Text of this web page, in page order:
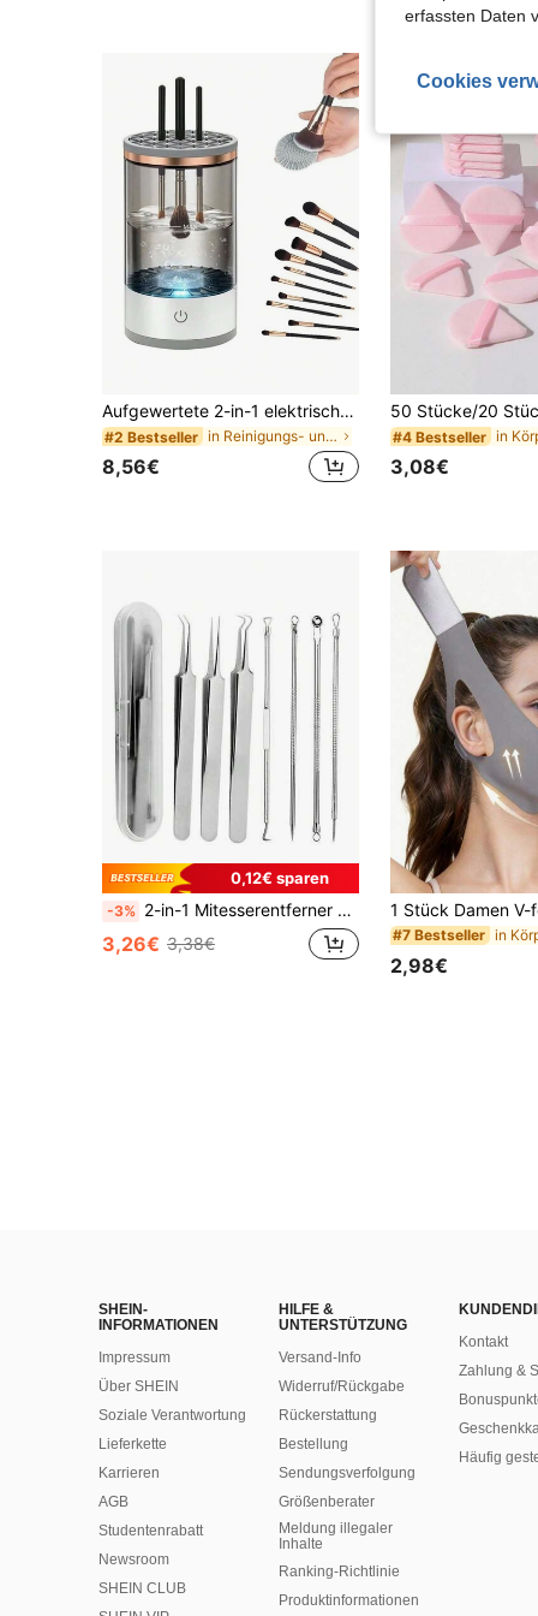
Aufgewertete 2-in-1 elektrische Make-up-Pinsel-Reinigungs- und Trocknungsmaschine, USB-Schnittstelle, wasserdicht, inklusive Aufbewahrungsständer, automatische rotierende Tiefenreinigung, geeignet für verschiedene Größen und Stile von Make-up-Pinseln
#2 Bestseller in Reinigungs- und Trocknungswerkzeuge für Make-up
8,56€
#4 Bestseller
3,08€
0,12€ sparen
-3% 2-in-1 Mitesserentferner Set, hochwertiges Mitesserentferner-Werkzeug-Set mit Etui, geeignet für Männer und Frauen, Gesichtsreinigungsset, unverzichtbares Hautpflege- und Make-up-Werkzeug, perfektes Geschenk
3,26€ 3,38€ #7 Bestseller
2,98€
SHEIN-
INFORMATIONEN
Impressum
Über SHEIN
Soziale Verantwortung
Lieferkette
Karrieren
AGB
Studentenrabatt
Newsroom
SHEIN CLUB
HILFE &
UNTERSTÜTZUNG
Versand-Info
Widerruf/Rückgabe
Rückerstattung
Bestellung
Sendungsverfolgung
Größenberater
Meldung illegaler
Inhalte
Ranking-Richtlinie
​Produktinformationen
Kontakt
Zahlung &
Häufig
erfassten Daten
Cookies